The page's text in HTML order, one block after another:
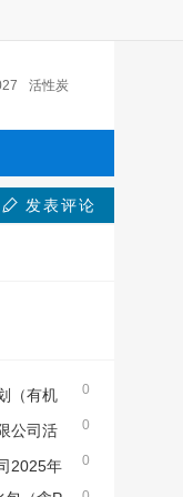
活性炭
发表评论
0
（有机
0
公司活
0
2025年